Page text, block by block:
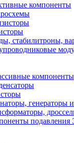
компоненты
стабилитроны,
компоненты
генераторы